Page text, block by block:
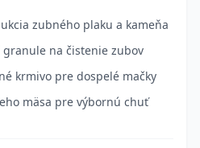
zubného plaku a kameňa
granule na čistenie zubov
krmivo pre dospelé mačky
mäsa pre výbornú chuť